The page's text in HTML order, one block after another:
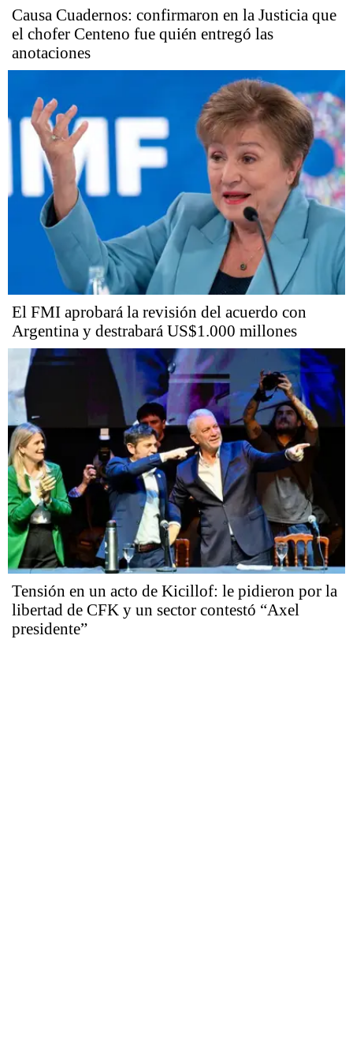
Causa Cuadernos: confirmaron en la Justicia que
el chofer Centeno fue quién entregó las
anotaciones
El FMI aprobará la revisión del acuerdo con
Argentina y destrabará US$1.000 millones
Tensión en un acto de Kicillof: le pidieron por la
libertad de CFK y un sector contestó “Axel
presidente”